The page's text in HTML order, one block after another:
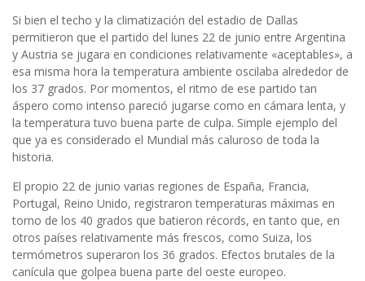
Si bien el techo y la climatización del estadio de Dallas
permitieron que el partido del lunes 22 de junio entre Argentina
y Austria se jugara en condiciones relativamente «aceptables», a
esa misma hora la temperatura ambiente oscilaba alrededor de
los 37 grados. Por momentos, el ritmo de ese partido tan
áspero como intenso pareció jugarse como en cámara lenta, y
la temperatura tuvo buena parte de culpa. Simple ejemplo del
que ya es considerado el Mundial más caluroso de toda la
historia.
El propio 22 de junio varias regiones de España, Francia,
Portugal, Reino Unido, registraron temperaturas máximas en
torno de los 40 grados que batieron récords, en tanto que, en
otros países relativamente más frescos, como Suiza, los
termómetros superaron los 36 grados. Efectos brutales de la
canícula que golpea buena parte del oeste europeo.